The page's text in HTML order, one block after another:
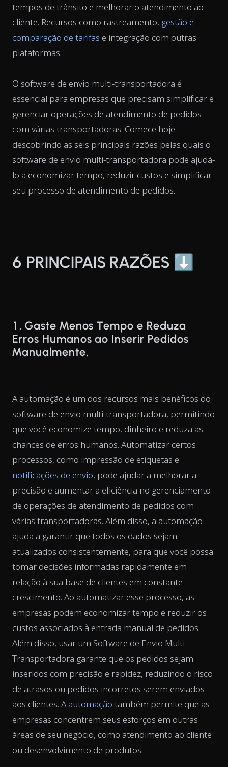
tempos de trânsito e melhorar o atendimento ao
cliente. Recursos como rastreamento, gestão e
comparação de tarifas e integração com outras
plataformas.
O software de envio multi-transportadora é
essencial para empresas que precisam simplificar e
gerenciar operações de atendimento de pedidos
com várias transportadoras. Comece hoje
descobrindo as seis principais razões pelas quais o
software de envio multi-transportadora pode ajudá-
lo a economizar tempo, reduzir custos e simplificar
seu processo de atendimento de pedidos.
6 PRINCIPAIS RAZÕES ⬇️
1. Gaste Menos Tempo e Reduza
Erros Humanos ao Inserir Pedidos
Manualmente.
A automação é um dos recursos mais benéficos do
software de envio multi-transportadora, permitindo
que você economize tempo, dinheiro e reduza as
chances de erros humanos. Automatizar certos
processos, como impressão de etiquetas e
notificações de envio, pode ajudar a melhorar a
precisão e aumentar a eficiência no gerenciamento
de operações de atendimento de pedidos com
várias transportadoras. Além disso, a automação
ajuda a garantir que todos os dados sejam
atualizados consistentemente, para que você possa
tomar decisões informadas rapidamente em
relação à sua base de clientes em constante
crescimento. Ao automatizar esse processo, as
empresas podem economizar tempo e reduzir os
custos associados à entrada manual de pedidos.
Além disso, usar um Software de Envio Multi-
Transportadora garante que os pedidos sejam
inseridos com precisão e rapidez, reduzindo o risco
de atrasos ou pedidos incorretos serem enviados
aos clientes. Aautomação também permite que as
empresas concentrem seus esforços em outras
áreas de seu negócio, como atendimento ao cliente
ou desenvolvimento de produtos.